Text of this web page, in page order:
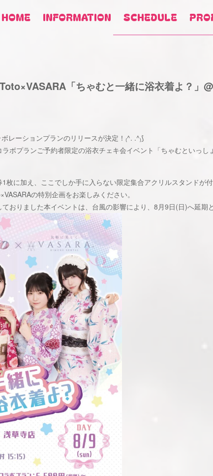
HOME INFORMATION SCHEDULE
「ちゃむと一緒に浴衣着よ？」
レーションプランのリリースが決定！₍^. .^₎⟆
ボプランご予約者限定の浴衣チェキ会イベント「ちゃむといっし
枚に加え、ここでしか手に入らない限定集合アクリルスタンドが
の特別企画をお楽しみください。
おりました本イベントは、台風の影響により、8月9日(日)へ延期